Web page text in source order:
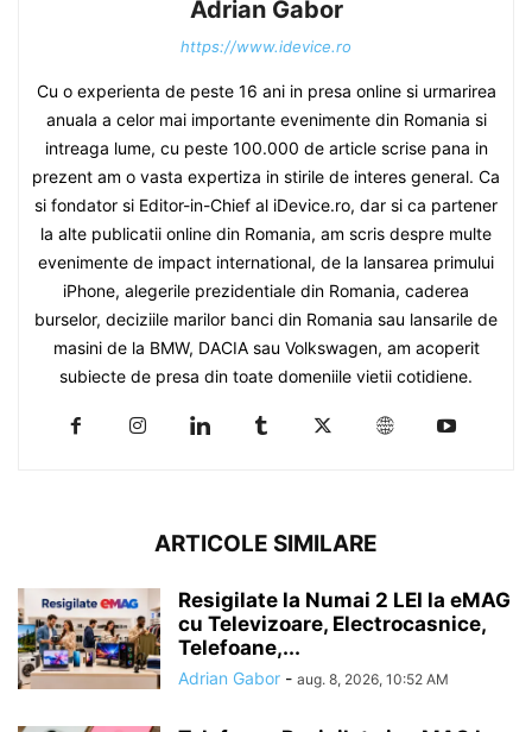
Adrian Gabor
https://www.idevice.ro
Cu o experienta de peste 16 ani in presa online si urmarirea
anuala a celor mai importante evenimente din Romania si
intreaga lume, cu peste 100.000 de article scrise pana in
prezent am o vasta expertiza in stirile de interes general. Ca
si fondator si Editor-in-Chief al iDevice.ro, dar si ca partener
la alte publicatii online din Romania, am scris despre multe
evenimente de impact international, de la lansarea primului
iPhone, alegerile prezidentiale din Romania, caderea
burselor, deciziile marilor banci din Romania sau lansarile de
masini de la BMW, DACIA sau Volkswagen, am acoperit
subiecte de presa din toate domeniile vietii cotidiene.
ARTICOLE SIMILARE
Resigilate la Numai 2 LEI la eMAG
cu Televizoare, Electrocasnice,
Telefoane,...
Adrian Gabor - aug. 8, 2026, 10:52 AM